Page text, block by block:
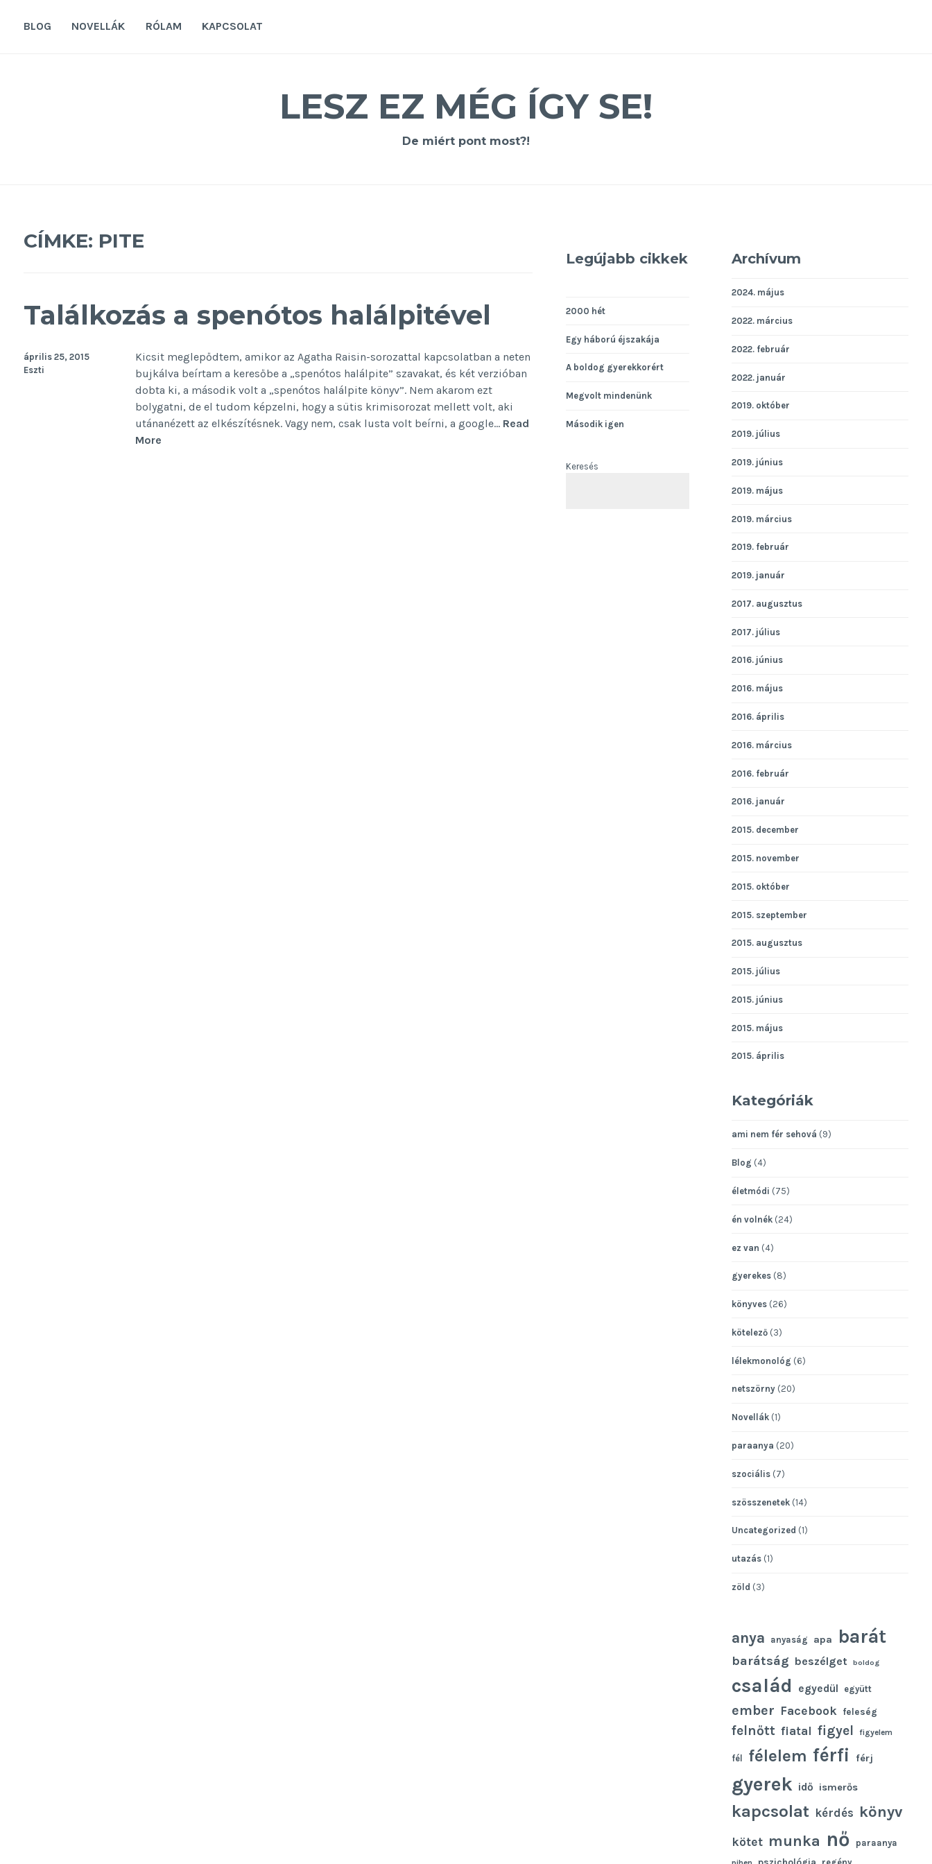
BLOG NOVELLÁK RÓLAM KAPCSOLAT
LESZ EZ MÉG ÍGY SE!
De miért pont most?!
CÍMKE: PITE
Találkozás a spenótos halálpitével
Kicsit meglepődtem, amikor az Agatha Raisin-sorozattal kapcsolatban a neten
bujkálva beírtam a keresőbe a „spenótos halálpite” szavakat, és két verzióban
dobta ki, a második volt a „spenótos halálpite könyv”. Nem akarom ezt
bolygatni, de el tudom képzelni, hogy a sütis krimisorozat mellett volt, aki
utánanézett az elkészítésnek. Vagy nem, csak lusta volt beírni, a google… Read
More
április 25, 2015
Eszti
Legújabb cikkek
2000 hét
Egy háború éjszakája
A boldog gyerekkorért
Megvolt mindenünk
Második igen
Keresés
KERESÉS
Archívum
2024. május
2022. március
2022. február
2022. január
2019. október
2019. július
2019. június
2019. május
2019. március
2019. február
2019. január
2017. augusztus
2017. július
2016. június
2016. május
2016. április
2016. március
2016. február
2016. január
2015. december
2015. november
2015. október
2015. szeptember
2015. augusztus
2015. július
2015. június
2015. május
2015. április
Kategóriák
ami nem fér sehová (9)
Blog (4)
életmódi (75)
én volnék (24)
ez van (4)
gyerekes (8)
könyves (26)
kötelező (3)
lélekmonológ (6)
netszörny (20)
Novellák (1)
paraanya (20)
szociális (7)
szösszenetek (14)
Uncategorized (1)
utazás (1)
zöld (3)
anya anyaság apa barát
barátság beszélget boldog
család egyedül együtt
ember Facebook feleség
felnőtt fiatal figyel figyelem
fél félelem férfi férj
gyerek idő ismerős
kapcsolat kérdés könyv
kötet munka nő paraanya
pszichológia regény